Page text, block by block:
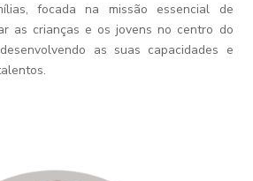
focada na missão essencial de
as crianças e os jovens no centro do
as suas capacidades e